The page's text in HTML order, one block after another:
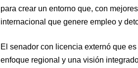
para crear un entorno que, con
internacional que genere empleo y
El senador con licencia externó que
enfoque regional y una visión